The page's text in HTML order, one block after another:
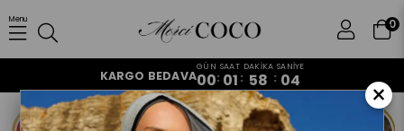
Merci Coco | Şal ve 0
Menu
KARGO BEDAVA
GÜN
00:
SAAT
01 :
DAKİKA
58 :
SANİYE
03 ×